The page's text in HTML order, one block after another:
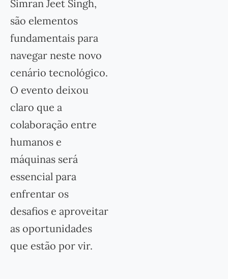
Simran Jeet Singh,
são elementos
fundamentais para
navegar neste novo
cenário tecnológico.
O evento deixou
claro que a
colaboração entre
humanos e
máquinas será
essencial para
enfrentar os
desafios e aproveitar
as oportunidades
que estão por vir.